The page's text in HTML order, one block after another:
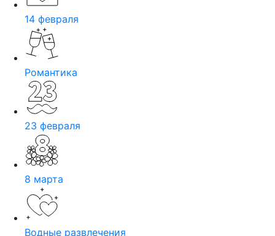
14 февраля
Романтика
23 февраля
8 марта
Водные развлечения